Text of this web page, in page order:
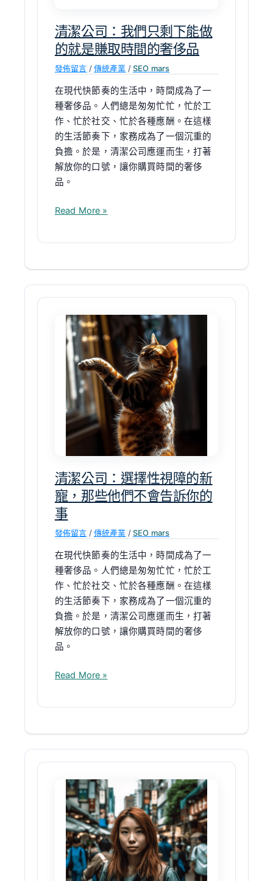
清潔公司：我們只剩下能做
的就是賺取時間的奢侈品
發佈留言 /傳統產業 /SEO mars
在現代快節奏的生活中，時間成為了一
種奢侈品。人們總是匆匆忙忙，忙於工
作、忙於社交、忙於各種應酬。在這樣
的生活節奏下，家務成為了一個沉重的
負擔。於是，清潔公司應運而生，打著
解放你的口號，讓你購買時間的奢侈
品。
只
剩
下
能
做
的
就
是
賺
取
時
的
Read More »
清潔公司：選擇性視障的新
寵，那些他們不會告訴你的
事
發佈留言 /傳統產業 /SEO mars
在現代快節奏的生活中，時間成為了一
種奢侈品。人們總是匆匆忙忙，忙於工
作、忙於社交、忙於各種應酬。在這樣
的生活節奏下，家務成為了一個沉重的
負擔。於是，清潔公司應運而生，打著
解放你的口號，讓你購買時間的奢侈
品。
司：
新
寵，
那
些
他
們
不
會
告
訴
你
的
Read More »
司：